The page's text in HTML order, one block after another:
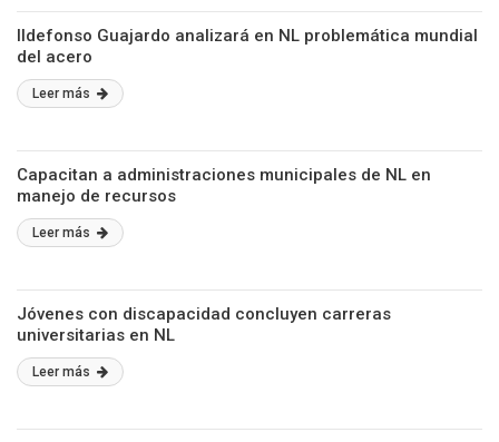
Ildefonso Guajardo analizará en NL problemática mundial
del acero
Leer más
Capacitan a administraciones municipales de NL en
manejo de recursos
Leer más
Jóvenes con discapacidad concluyen carreras
universitarias en NL
Leer más